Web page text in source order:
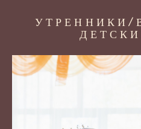
УТРЕННИКИ/